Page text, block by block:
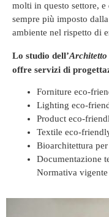
molti in questo settore,
sempre più imposto
ambiente nel rispetto di
Lo studio dell’
offre servizi di
Forniture eco-
Lighting eco-
Product eco-
Textile eco-
Bioarchitettura
Documentazione
Normativa